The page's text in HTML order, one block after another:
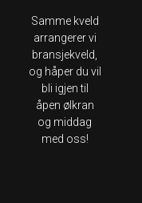
Samme kveld
arrangerer vi
bransjekveld,
og håper du vil
bli igjen til
åpen ølkran
og middag
med oss!